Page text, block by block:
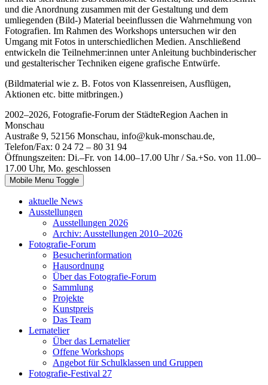
und die Anordnung zusammen mit der Gestaltung und dem
umliegenden (Bild-) Material beeinflussen die Wahrnehmung von
Fotografien. Im Rahmen des Workshops untersuchen wir den
Umgang mit Fotos in unterschiedlichen Medien. Anschließend
entwickeln die Teilnehmer:innen unter Anleitung buchbinderischer
und gestalterischer Techniken eigene grafische Entwürfe.
(Bildmaterial wie z. B. Fotos von Klassenreisen, Ausflügen,
Aktionen etc. bitte mitbringen.)
2002–2026, Fotografie-Forum der StädteRegion Aachen in
Monschau
Austraße 9, 52156 Monschau, info@kuk-monschau.de,
Telefon/Fax: 0 24 72 – 80 31 94
Öffnungszeiten: Di.–Fr. von 14.00–17.00 Uhr / Sa.+So. von 11.00–
17.00 Uhr, Mo. geschlossen
Mobile Menu Toggle
aktuelle News
Ausstellungen
Ausstellungen 2026
Archiv: Ausstellungen 2010–2026
Fotografie-Forum
Besucherinformation
Hausordnung
Über das Fotografie-Forum
Sammlung
Projekte
Kunstpreis
Das Team
Lernatelier
Über das Lernatelier
Offene Workshops
Angebot für Schulklassen und Gruppen
Fotografie-Festival 27